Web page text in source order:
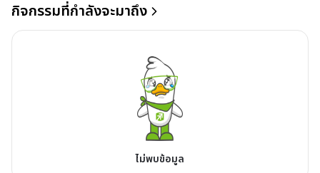
กิจกรรมที่กำลังจะมาถึง
ไม่พบข้อมูล